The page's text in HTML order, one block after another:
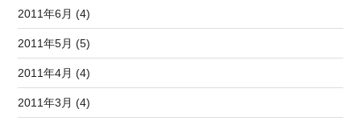
2011年6月 (4)
2011年5月 (5)
2011年4月 (4)
2011年3月 (4)